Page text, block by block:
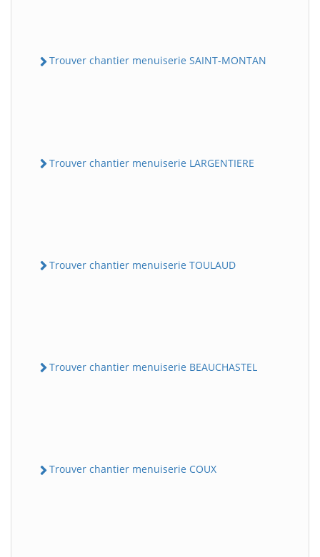
Trouver chantier menuiserie SAINT-MONTAN
Trouver chantier menuiserie LARGENTIERE
Trouver chantier menuiserie TOULAUD
Trouver chantier menuiserie BEAUCHASTEL
Trouver chantier menuiserie COUX